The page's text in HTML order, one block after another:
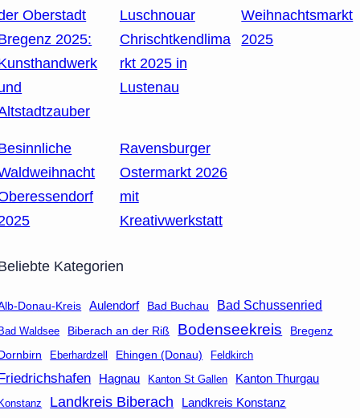
Oberstadt
2025:
Luschnouar
Chrischtkendlima
rkt 2025 in
Lustenau
Weihnachtsmarkt
2025
Ravensburger
Ostermarkt 2026
mit
Kreativwerkstatt
Kategorien
Donau-Kreis Aulendorf Bad Buchau Bad Schussenried
Bad Waldsee Biberach an der Riß Bodenseekreis
Bregenz
Dornbirn
Eberhardzell Ehingen (Donau) Feldkirch
Hagnau Kanton St Gallen Kanton Thurgau
Konstanz Landkreis Biberach Landkreis Konstanz